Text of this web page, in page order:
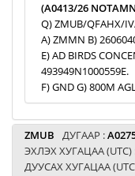
(A0413/26 NOTAMN
Q) ZMUB/QFAHX/
A) ZMMN B)
E) AD BIRDS
493949N1000559E.
F) GND G) 800M
ZMUB ДУГААР :
ЭХЛЭХ ХУГАЦАА (UTC)
ДУУСАХ ХУГАЦАА